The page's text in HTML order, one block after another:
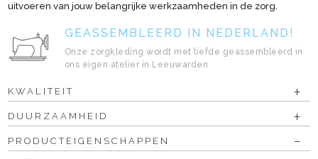
uitvoeren van jouw belangrijke werkzaamheden in de zorg.
GEASSEMBLEERD IN NEDERLAND!
Onze zorgkleding wordt met liefde geassembleerd in
ons eigen atelier in Leeuwarden
KWALITEIT
DUURZAAMHEID
PRODUCTEIGENSCHAPPEN